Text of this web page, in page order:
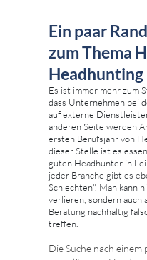
Ein paar
zum Thema
Es ist immer mehr zum
dass Unternehmen bei der Mitarbeiterrekrutierung oft
auf externe
anderen Seite werden
ersten Berufsjahr von
dieser Stelle ist es essenziell,
guten Headhunter in
jeder Branche gibt es
Schlechten". Man kann
verlieren, sondern
Beratung nachhaltig
treffen.
Die Suche nach